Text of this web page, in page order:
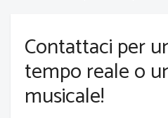
Contattaci per
tempo reale o
musicale!